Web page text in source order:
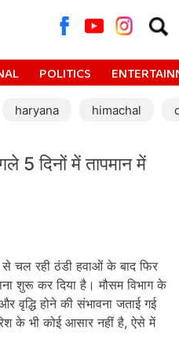
for:
POLITICS
haryana himachal
5 दिनों में तापमान में
चल रही ठंडी हवाओं के बाद फिर
शुरू कर दिया है। मौसम विभाग के
वृद्धि होने की संभावना जताई गई
के भी कोई आसार नहीं है, ऐसे में